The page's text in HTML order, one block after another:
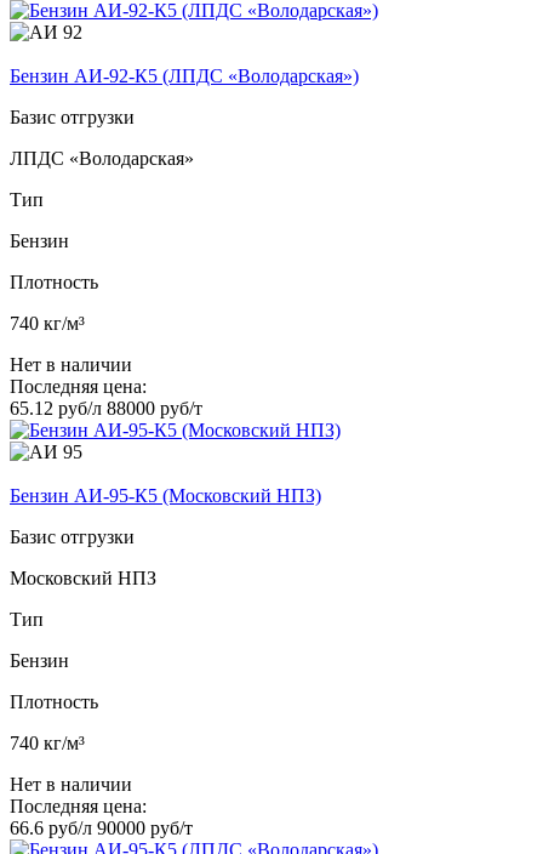
Бензин АИ-92-К5 (ЛПДС «Володарская»)
Базис отгрузки
ЛПДС «Володарская»
Тип
Бензин
Плотность
740 кг/м³
Нет в наличии
Последняя цена:
65.12 руб/л 88000 руб/т
Бензин АИ-95-К5 (Московский НПЗ)
Базис отгрузки
Московский НПЗ
Тип
Бензин
Плотность
740 кг/м³
Нет в наличии
Последняя цена:
66.6 руб/л 90000 руб/т